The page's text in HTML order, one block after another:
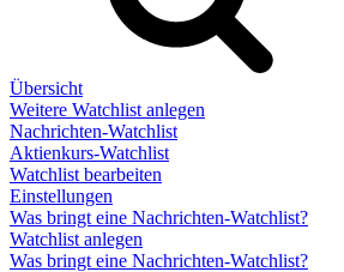
Übersicht
Weitere Watchlist anlegen
Nachrichten-Watchlist
Aktienkurs-Watchlist
Watchlist bearbeiten
Einstellungen
Was bringt eine Nachrichten-Watchlist?
Watchlist anlegen
Was bringt eine Nachrichten-Watchlist?